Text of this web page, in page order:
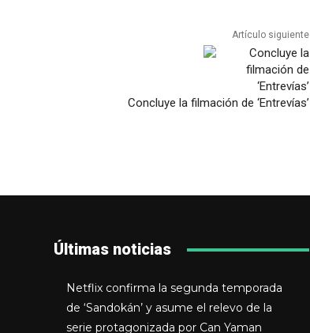
Artículo siguiente
Concluye la filmación de ‘Entrevías’
Últimas noticias
Netflix confirma la segunda temporada
de ‘Sandokán’ y asume el relevo de la
serie protagonizada por Can Yaman